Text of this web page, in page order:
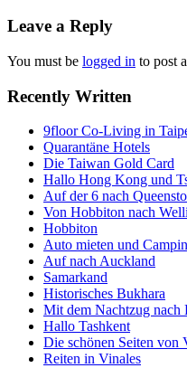
navigation
Leave a Reply
You must be logged in to post
Recently Written
9floor Co-Living in
Quarantäne Hotels
Die Taiwan Gold Card
Hallo Hong Kong und
Auf der 6 nach
Von Hobbiton nach
Hobbiton
Auto mieten und
Auf nach Auckland
Samarkand
Historisches Bukhara
Mit dem Nachtzug nach
Hallo Tashkent
Die schönen Seiten von
Reiten in Vinales